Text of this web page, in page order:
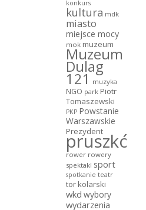
konkurs
kultura mdk
miasto
miejsce mocy
mok muzeum
Muzeum
Dulag
121 muzyka
NGO park Piotr
Tomaszewski
PKP Powstanie
Warszawskie
Prezydent
pruszków
rower rowery
spektakl sport
spotkanie teatr
tor kolarski
wkd wybory
wydarzenia